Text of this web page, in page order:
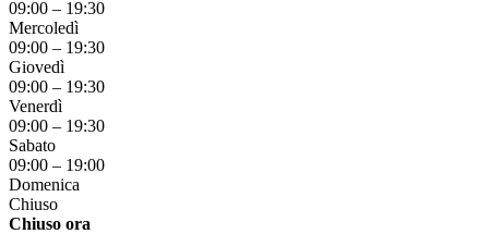
09:00 – 19:30
Mercoledì
09:00 – 19:30
Giovedì
09:00 – 19:30
Venerdì
09:00 – 19:30
Sabato
09:00 – 19:00
Domenica
Chiuso
Chiuso ora